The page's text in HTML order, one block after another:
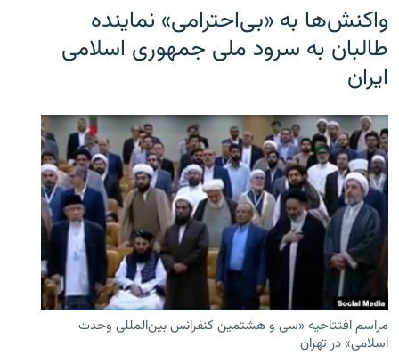
واکنش‌ها به «بی‌احترامی» نماینده
طالبان به سرود ملی جمهوری اسلامی
ایران
مراسم افتتاحیه «سی و هشتمین کنفرانس بین‌المللی وحدت
اسلامی» در تهران